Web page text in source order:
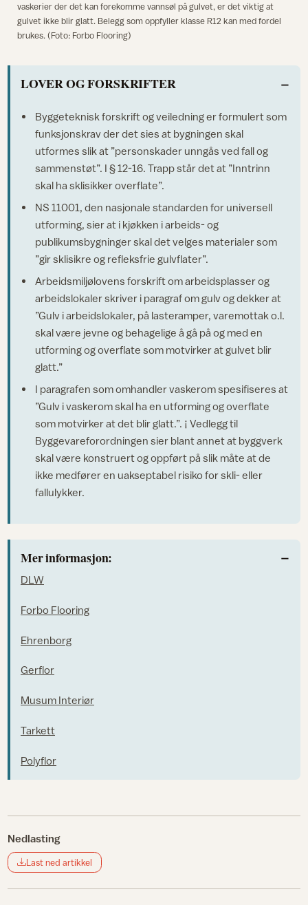
vaskerier der det kan forekomme vannsøl på gulvet, er det viktig at
gulvet ikke blir glatt. Belegg som oppfyller klasse R12 kan med fordel
brukes. (Foto: Forbo Flooring)
LOVER OG FORSKRIFTER
Byggeteknisk forskrift og veiledning er formulert som
funksjonskrav der det sies at bygningen skal
utformes slik at ”personskader unngås ved fall og
sammenstøt”. I § 12-16. Trapp står det at ”Inntrinn
skal ha sklisikker overflate”.
NS 11001, den nasjonale standarden for universell
utforming, sier at i kjøkken i arbeids- og
publikumsbygninger skal det velges materialer som
”gir sklisikre og refleksfrie gulvflater”.
Arbeidsmiljølovens forskrift om arbeidsplasser og
arbeidslokaler skriver i paragraf om gulv og dekker at
”Gulv i arbeidslokaler, på lasteramper, varemottak o.l.
skal være jevne og behagelige å gå på og med en
utforming og overflate som motvirker at gulvet blir
glatt.”
I paragrafen som omhandler vaskerom spesifiseres at
”Gulv i vaskerom skal ha en utforming og overflate
som motvirker at det blir glatt.”. ¡ Vedlegg til
Byggevareforordningen sier blant annet at byggverk
skal være konstruert og oppført på slik måte at de
ikke medfører en uakseptabel risiko for skli- eller
fallulykker.
Mer informasjon:
DLW
Forbo Flooring
Ehrenborg
Gerflor
Musum Interiør
Tarkett
Polyflor
Nedlasting
Last ned artikkel